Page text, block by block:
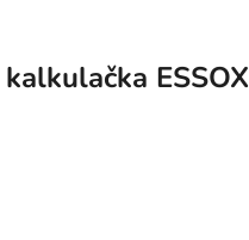
ESSOX